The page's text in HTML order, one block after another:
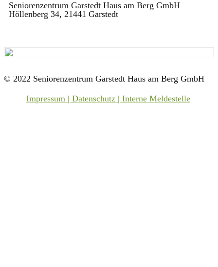
Seniorenzentrum Garstedt Haus am Berg GmbH
Höllenberg 34, 21441 Garstedt
© 2022 Seniorenzentrum Garstedt Haus am Berg GmbH
Impressum | Datenschutz | Interne Meldestelle